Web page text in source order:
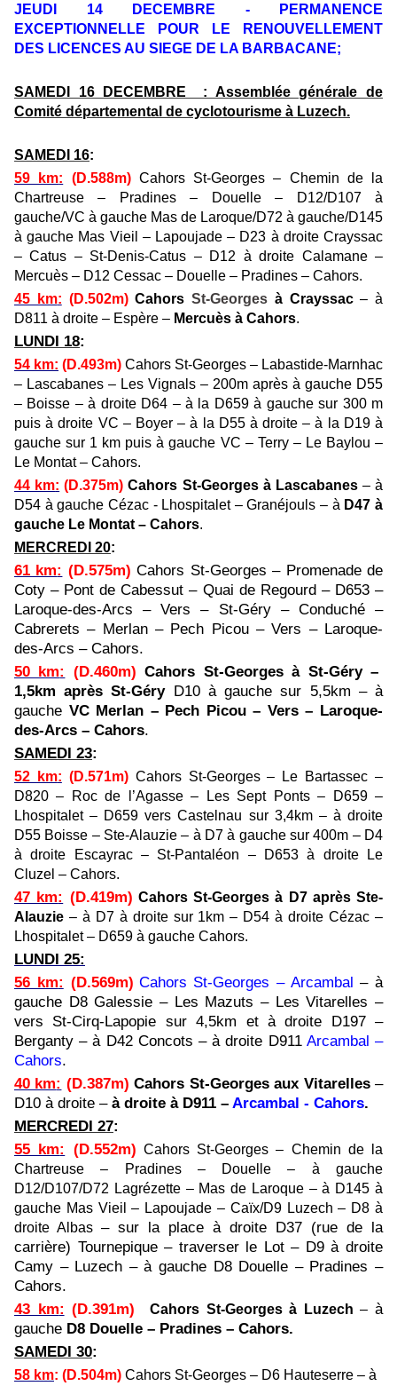
JEUDI 14 DECEMBRE - PERMANENCE
EXCEPTIONNELLE POUR LE RENOUVELLEMENT
DES LICENCES AU SIEGE DE LA BARBACANE;
SAMEDI 16 DECEMBRE : Assemblée générale de
Comité départemental de cyclotourisme à Luzech.
SAMEDI 16:
59 km: (D.588m) Cahors St-Georges – Chemin de la
Chartreuse – Pradines – Douelle – D12/D107 à
gauche/VC à gauche Mas de Laroque/D72 à gauche/D145
à gauche Mas Vieil – Lapoujade – D23 à droite Crayssac
– Catus – St-Denis-Catus – D12 à droite Calamane –
Mercuès – D12 Cessac – Douelle – Pradines – Cahors.
45 km: (D.502m)Cahors St-Georges à Crayssac– à
D811 à droite – Espère – Mercuès à Cahors.
LUNDI 18:
54 km: (D.493m) Cahors St-Georges – Labastide-Marnhac
– Lascabanes – Les Vignals – 200m après à gauche D55
– Boisse – à droite D64 – à la D659 à gauche sur 300 m
puis à droite VC – Boyer – à la D55 à droite – à la D19 à
gauche sur 1 km puis à gauche VC – Terry – Le Baylou –
Le Montat – Cahors.
44 km: (D.375m) Cahors St-Georges à Lascabanes – à
D54 à gauche Cézac - Lhospitalet – Granéjouls – à D47 à
gauche Le Montat – Cahors.
MERCREDI 20:
61 km: (D.575m) Cahors St-Georges – Promenade de
Coty – Pont de Cabessut – Quai de Regourd – D653 –
Laroque-des-Arcs – Vers – St-Géry – Conduché –
Cabrerets – Merlan – Pech Picou – Vers – Laroque-
des-Arcs – Cahors.
50 km: (D.460m) Cahors St-Georges à St-Géry –
1,5km après St-GéryD10 à gauche sur 5,5km – à
gauche VC Merlan – Pech Picou – Vers – Laroque-
des-Arcs – Cahors.
SAMEDI 23:
52 km: (D.571m) Cahors St-Georges – Le Bartassec –
D820 – Roc de l’Agasse – Les Sept Ponts – D659 –
Lhospitalet – D659 vers Castelnau sur 3,4km – à droite
D55 Boisse – Ste-Alauzie – à D7 à gauche sur 400m – D4
à droite Escayrac – St-Pantaléon – D653 à droite Le
Cluzel – Cahors.
47 km: (D.419m) Cahors St-Georges à D7 après Ste-
Alauzie – à D7 à droite sur 1km – D54 à droite Cézac –
Lhospitalet – D659 à gauche Cahors.
LUNDI 25:
56 km: (D.569m) Cahors St-Georges – Arcambal – à
gauche D8Galessie – Les Mazuts – Les Vitarelles –
vers St-Cirq-Lapopie sur 4,5km et à droite D197 –
Berganty –à D42Concots –à droite D911 Arcambal –
Cahors.
40 km: (D.387m) Cahors St-Georges aux Vitarelles–
D10 à droite – à droite à D911 – Arcambal - Cahors.
MERCREDI 27:
55 km: (D.552m) Cahors St-Georges – Chemin de la
Chartreuse – Pradines – Douelle – à gauche
D12/D107/D72 Lagrézette – Mas de Laroque – à D145 à
gauche Mas Vieil – Lapoujade – Caïx/D9 Luzech – D8 à
droite Albas – sur la place à droite D37 (rue de la
carrière) Tournepique – traverser le Lot – D9 à droite
Camy – Luzech – à gauche D8 Douelle – Pradines –
Cahors.
43 km: (D.391m)Cahors St-Georges à Luzech –à
gauche D8 Douelle – Pradines – Cahors.
SAMEDI 30:
58 km: (D.504m) Cahors St-Georges – D6 Hauteserre – à